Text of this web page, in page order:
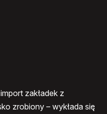
zakładek z
zrobiony – wykłada się